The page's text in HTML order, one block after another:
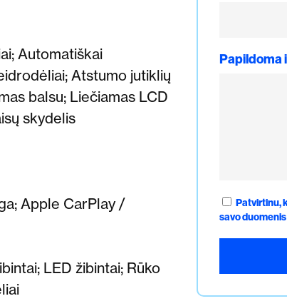
Automatiškai
Atstumo jutiklių
balsu; Liečiamas LCD
skydelis
Apple CarPlay /
LED žibintai; Rūko
Papildoma
Patvirtinu,
savo